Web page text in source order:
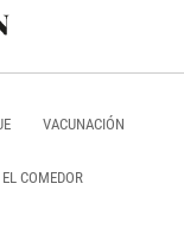
VACUNACIÓN
EL COMEDOR